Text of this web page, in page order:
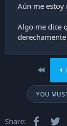
Aún me estoy
Algo me dice
First
YOU
Share: